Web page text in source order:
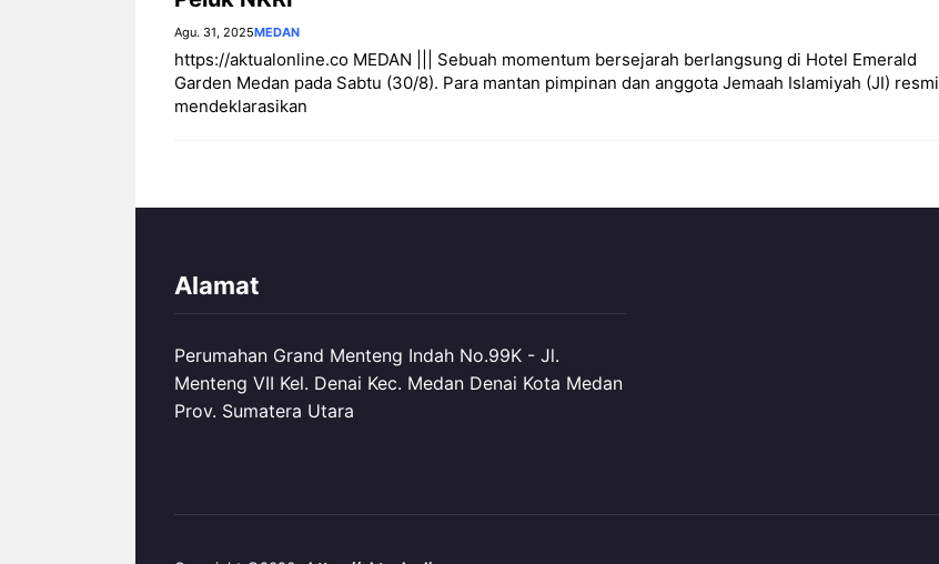
Agu. 31, 2025MEDAN
https://aktualonline.co MEDAN ||| Sebuah momentum bersejarah berlangsung di Hotel Emerald
Garden Medan pada Sabtu (30/8). Para mantan pimpinan dan anggota Jemaah Islamiyah (JI) resmi
mendeklarasikan
Alamat
Perumahan Grand Menteng Indah No.99K - Jl.
Menteng VII Kel. Denai Kec. Medan Denai Kota Medan
Prov. Sumatera Utara